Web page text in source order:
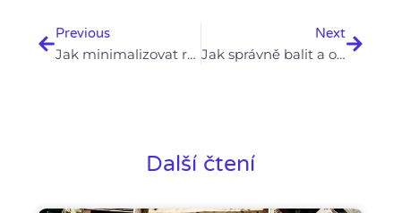
Previous
Jak minimalizovat rušení sousedů při vyklízení bytu
Next
Jak správně balit a označovat krabice během vyklízení
Další čtení